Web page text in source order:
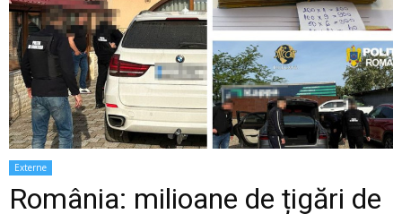
Externe
România: milioane de țigări de